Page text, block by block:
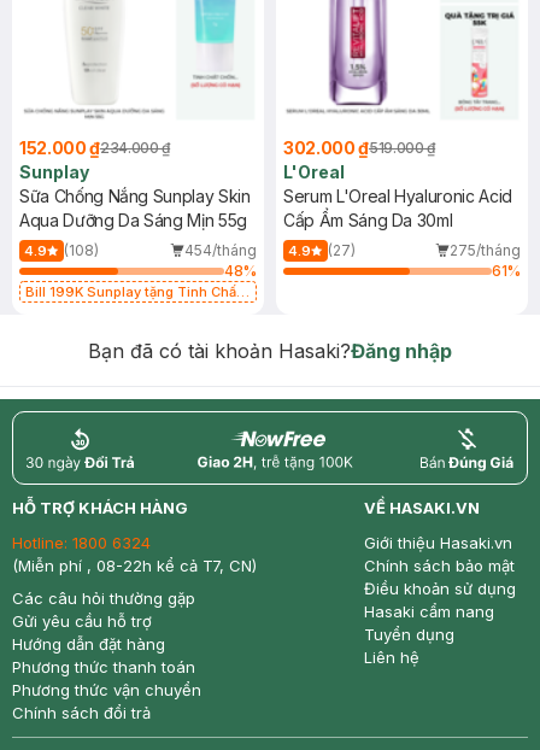
152.000 ₫234.000 ₫
Sunplay
Sữa Chống Nắng Sunplay Skin
Aqua Dưỡng Da Sáng Mịn 55g
4.9 (108)
454/tháng
48%
Bill 199K Sunplay tặng Tinh Chất
302.000 ₫519.000 ₫
L'Oreal
Serum L'Oreal Hyaluronic Acid
Cấp Ẩm Sáng Da 30ml
4.9 (27)
275/tháng
61%
Bạn đã có tài khoản Hasaki?Đăng nhập
return nowfree price
HỖ TRỢ KHÁCH HÀNG
Hotline: 1800 6324
(Miễn phí , 08-22h kể cả T7, CN)
Các câu hỏi thường gặp
Gửi yêu cầu hỗ trợ
Hướng dẫn đặt hàng
Phương thức thanh toán
Phương thức vận chuyển
Chính sách đổi trả
VỀ HASAKI.VN
Giới thiệu Hasaki.vn
Chính sách bảo mật
Điều khoản sử dụng
Hasaki cẩm nang
Tuyển dụng
Liên hệ